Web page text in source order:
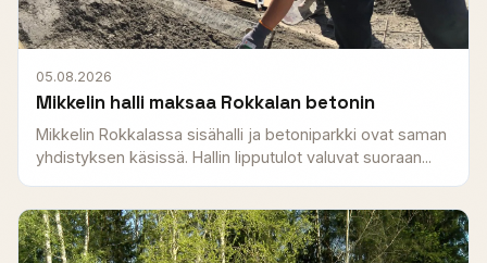
05.08.2026
Mikkelin halli maksaa Rokkalan betonin
Mikkelin Rokkalassa sisähalli ja betoniparkki ovat saman
yhdistyksen käsissä. Hallin lipputulot valuvat suoraan...